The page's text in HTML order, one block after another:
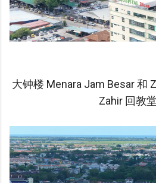
大钟楼 Menara Jam Besar 和
Zahir 回教堂